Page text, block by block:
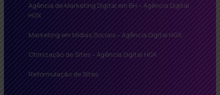
Agência de Marketing Digital em BH – Agência Digital
HGX
Marketing em Mídias Sociais – Agência Digital HGX
Otimização de Sites – Agência Digital HGX
Reformulação de Sites